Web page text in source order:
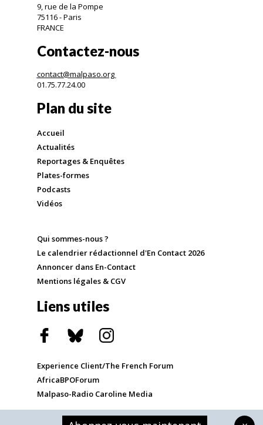
9, rue de la Pompe
75116 - Paris
FRANCE
Contactez-nous
contact@malpaso.org
01.75.77.24.00
Plan du site
Accueil
Actualités
Reportages & Enquêtes
Plates-formes
Podcasts
Vidéos
Qui sommes-nous ?
Le calendrier rédactionnel d'En Contact 2026
Annoncer dans En-Contact
Mentions légales & CGV
Liens utiles
Experience Client/The French Forum
AfricaBPOForum
Malpaso-Radio Caroline Media